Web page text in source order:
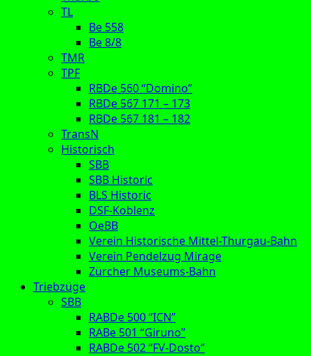
TL
Be 558
Be 8/8
TMR
TPF
RBDe 560 “Domino”
RBDe 567 171 – 173
RBDe 567 181 – 182
TransN
Historisch
SBB
SBB Historic
BLS Historic
DSF-Koblenz
OeBB
Verein Historische Mittel-Thurgau-Bahn
Verein Pendelzug Mirage
Zürcher Museums-Bahn
Triebzüge
SBB
RABDe 500 “ICN”
RABe 501 “Giruno”
RABDe 502 “FV-Dosto”